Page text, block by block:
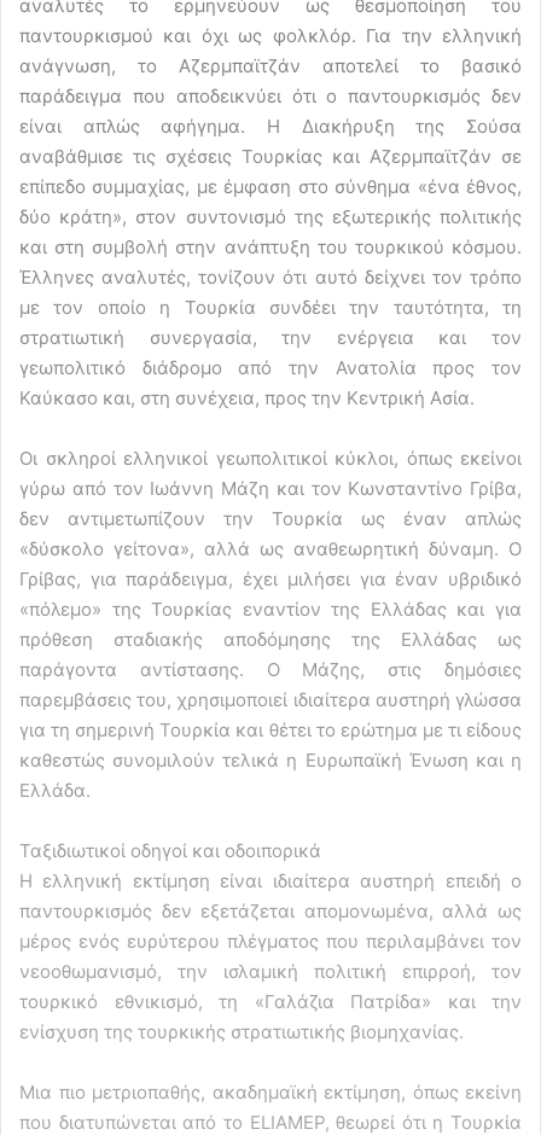
αναλυτές το ερμηνεύουν ως θεσμοποίηση του
παντουρκισμού και όχι ως φολκλόρ. Για την ελληνική
ανάγνωση, το Αζερμπαϊτζάν αποτελεί το βασικό
παράδειγμα που αποδεικνύει ότι ο παντουρκισμός δεν
είναι απλώς αφήγημα. Η Διακήρυξη της Σούσα
αναβάθμισε τις σχέσεις Τουρκίας και Αζερμπαϊτζάν σε
επίπεδο συμμαχίας, με έμφαση στο σύνθημα «ένα έθνος,
δύο κράτη», στον συντονισμό της εξωτερικής πολιτικής
και στη συμβολή στην ανάπτυξη του τουρκικού κόσμου.
Έλληνες αναλυτές, τονίζουν ότι αυτό δείχνει τον τρόπο
με τον οποίο η Τουρκία συνδέει την ταυτότητα, τη
στρατιωτική συνεργασία, την ενέργεια και τον
γεωπολιτικό διάδρομο από την Ανατολία προς τον
Καύκασο και, στη συνέχεια, προς την Κεντρική Ασία.
Οι σκληροί ελληνικοί γεωπολιτικοί κύκλοι, όπως εκείνοι
γύρω από τον Ιωάννη Μάζη και τον Κωνσταντίνο Γρίβα,
δεν αντιμετωπίζουν την Τουρκία ως έναν απλώς
«δύσκολο γείτονα», αλλά ως αναθεωρητική δύναμη. Ο
Γρίβας, για παράδειγμα, έχει μιλήσει για έναν υβριδικό
«πόλεμο» της Τουρκίας εναντίον της Ελλάδας και για
πρόθεση σταδιακής αποδόμησης της Ελλάδας ως
παράγοντα αντίστασης. Ο Μάζης, στις δημόσιες
παρεμβάσεις του, χρησιμοποιεί ιδιαίτερα αυστηρή γλώσσα
για τη σημερινή Τουρκία και θέτει το ερώτημα με τι είδους
καθεστώς συνομιλούν τελικά η Ευρωπαϊκή Ένωση και η
Ελλάδα.
Ταξιδιωτικοί οδηγοί και οδοιπορικά
Η ελληνική εκτίμηση είναι ιδιαίτερα αυστηρή επειδή ο
παντουρκισμός δεν εξετάζεται απομονωμένα, αλλά ως
μέρος ενός ευρύτερου πλέγματος που περιλαμβάνει τον
νεοοθωμανισμό, την ισλαμική πολιτική επιρροή, τον
τουρκικό εθνικισμό, τη «Γαλάζια Πατρίδα» και την
ενίσχυση της τουρκικής στρατιωτικής βιομηχανίας.
Μια πιο μετριοπαθής, ακαδημαϊκή εκτίμηση, όπως εκείνη
που διατυπώνεται από το ELIAMEP, θεωρεί ότι η Τουρκία